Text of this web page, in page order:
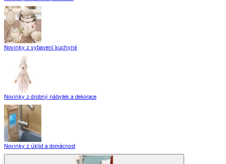
Novinky z vybavení kuchyně
Novinky z drobný nábytek a dekorace
Novinky z úklid a domácnost